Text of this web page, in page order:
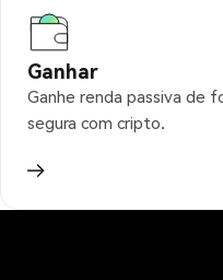
Ganhar
Ganhe renda passiva de
segura com cripto.